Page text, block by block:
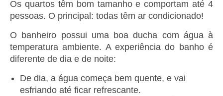
Os quartos têm bom tamanho e comportam até 4
pessoas. O principal: todas têm ar condicionado!
O banheiro possui uma boa ducha com água à
temperatura ambiente. A experiência do banho é
diferente de dia e de noite:
De dia, a água começa bem quente, e vai
esfriando até ficar refrescante.